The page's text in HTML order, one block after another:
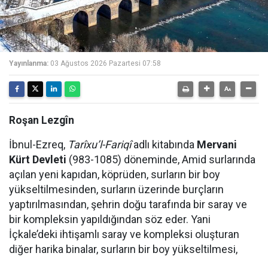
Yayınlanma: 03 Ağustos 2026 Pazartesi 07:58
Roşan Lezgîn
İbnul-Ezreq, Tarîxu’l-Fariqîadlı kitabında Mervani
Kürt Devleti (983-1085) döneminde, Amid surlarında
açılan yeni kapıdan, köprüden, surların bir boy
yükseltilmesinden, surların üzerinde burçların
yaptırılmasından, şehrin doğu tarafında bir saray ve
bir kompleksin yapıldığından söz eder. Yani
İçkale’deki ihtişamlı saray ve kompleksi oluşturan
diğer harika binalar, surların bir boy yükseltilmesi,